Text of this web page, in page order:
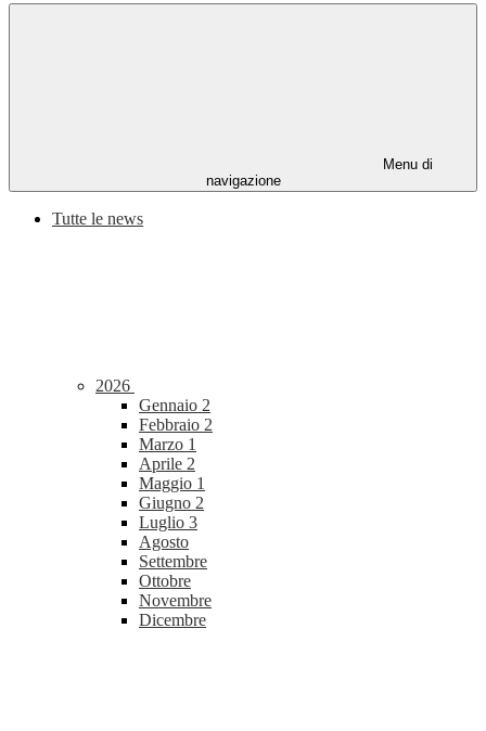
Menu di
navigazione
Tutte le news
2026
Gennaio 2
Febbraio 2
Marzo 1
Aprile 2
Maggio 1
Giugno 2
Luglio 3
Agosto
Settembre
Ottobre
Novembre
Dicembre